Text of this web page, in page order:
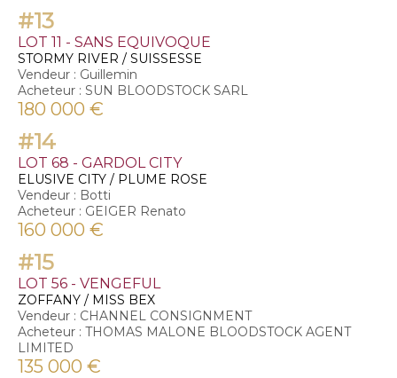
#13
LOT 11 - SANS EQUIVOQUE
STORMY RIVER / SUISSESSE
Vendeur : Guillemin
Acheteur : SUN BLOODSTOCK SARL
180 000 €
#14
LOT 68 - GARDOL CITY
ELUSIVE CITY / PLUME ROSE
Vendeur : Botti
Acheteur : GEIGER Renato
160 000 €
#15
LOT 56 - VENGEFUL
ZOFFANY / MISS BEX
Vendeur : CHANNEL CONSIGNMENT
Acheteur : THOMAS MALONE BLOODSTOCK AGENT
LIMITED
135 000 €